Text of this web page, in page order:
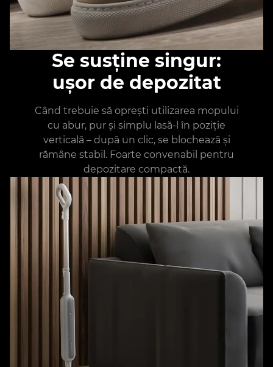
Se susține singur:
ușor de depozitat
Când trebuie să oprești utilizarea mopului
cu abur, pur și simplu lasă-l în poziție
verticală – după un clic, se blochează și
rămâne stabil. Foarte convenabil pentru
depozitare compactă.